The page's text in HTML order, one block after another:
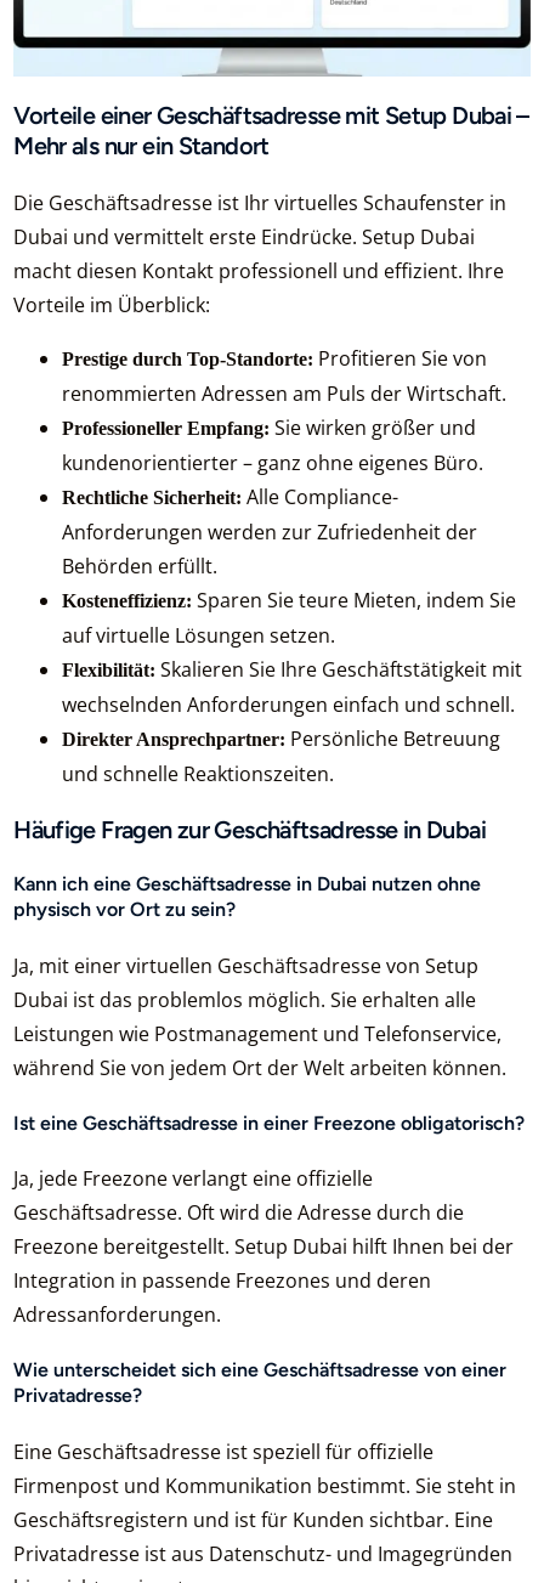
Vorteile einer Geschäftsadresse mit Setup Dubai –
Mehr als nur ein Standort
Die Geschäftsadresse ist Ihr virtuelles Schaufenster in
Dubai und vermittelt erste Eindrücke. Setup Dubai
macht diesen Kontakt professionell und effizient. Ihre
Vorteile im Überblick:
Prestige durch Top-Standorte: Profitieren Sie von
renommierten Adressen am Puls der Wirtschaft.
Professioneller Empfang: Sie wirken größer und
kundenorientierter – ganz ohne eigenes Büro.
Rechtliche Sicherheit: Alle Compliance-
Anforderungen werden zur Zufriedenheit der
Behörden erfüllt.
Kosteneffizienz: Sparen Sie teure Mieten, indem Sie
auf virtuelle Lösungen setzen.
Flexibilität: Skalieren Sie Ihre Geschäftstätigkeit mit
wechselnden Anforderungen einfach und schnell.
Direkter Ansprechpartner: Persönliche Betreuung
und schnelle Reaktionszeiten.
Häufige Fragen zur Geschäftsadresse in Dubai
Kann ich eine Geschäftsadresse in Dubai nutzen ohne
physisch vor Ort zu sein?
Ja, mit einer virtuellen Geschäftsadresse von Setup
Dubai ist das problemlos möglich. Sie erhalten alle
Leistungen wie Postmanagement und Telefonservice,
während Sie von jedem Ort der Welt arbeiten können.
Ist eine Geschäftsadresse in einer Freezone obligatorisch?
Ja, jede Freezone verlangt eine offizielle
Geschäftsadresse. Oft wird die Adresse durch die
Freezone bereitgestellt. Setup Dubai hilft Ihnen bei der
Integration in passende Freezones und deren
Adressanforderungen.
Wie unterscheidet sich eine Geschäftsadresse von einer
Privatadresse?
Eine Geschäftsadresse ist speziell für offizielle
Firmenpost und Kommunikation bestimmt. Sie steht in
Geschäftsregistern und ist für Kunden sichtbar. Eine
Privatadresse ist aus Datenschutz- und Imagegründen